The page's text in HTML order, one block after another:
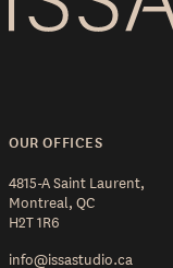
OUR OFFICES
4815-A Saint Laurent,
Montreal, QC
H2T 1R6
info@issastudio.ca